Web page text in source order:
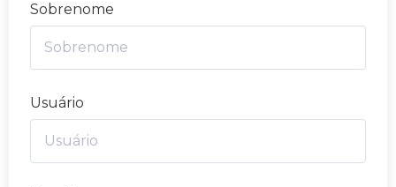
Sobrenome
Usuário